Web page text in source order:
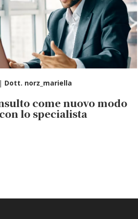
Dott. norz_mariella
come nuovo modo
lo specialista